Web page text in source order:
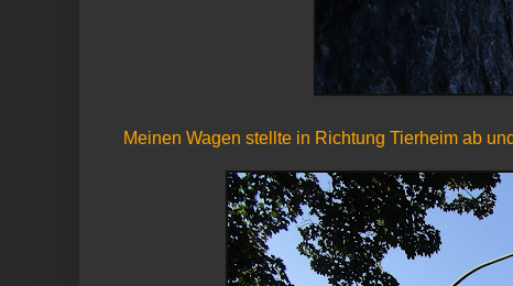
Meinen Wagen stellte in Richtung Tierheim ab